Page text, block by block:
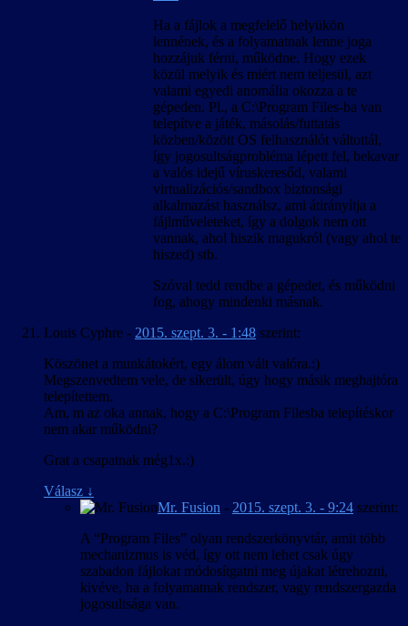
Ha a fájlok a megfelelő helyükön
lennének, és a folyamatnak lenne joga
hozzájuk férni, működne. Hogy ezek
közül melyik és miért nem teljesül, azt
valami egyedi anomália okozza a te
gépeden. Pl., a C:\Program Files-ba van
telepítve a játék, másolás/futtatás
közben/között OS felhasználót váltottál,
így jogosultságprobléma lépett fel, bekavar
a valós idejű víruskeresőd, valami
virtualizációs/sandbox biztonsági
alkalmazást használsz, ami átirányítja a
fájlműveleteket, így a dolgok nem ott
vannak, ahol hiszik magukról (vagy ahol te
hiszed) stb.
Szóval tedd rendbe a gépedet, és működni
fog, ahogy mindenki másnak.
Louis Cyphre - 2015. szept. 3. - 1:48 szerint:
Köszönet a munkátokért, egy álom vált valóra.:)
Megszenvedtem vele, de sikerült, úgy hogy másik meghajtóra
telepítettem.
Am, m az oka annak, hogy a C:\Program Filesba telepítéskor
nem akar működni?
Grat a csapatnak még1x.:)
Válasz ↓
Mr. Fusion - 2015. szept. 3. - 9:24 szerint:
A “Program Files” olyan rendszerkönyvtár, amit több
mechanizmus is véd, így ott nem lehet csak úgy
szabadon fájlokat módosítgatni meg újakat létrehozni,
kivéve, ha a folyamatnak rendszer, vagy rendszergazda
jogosultsága van.